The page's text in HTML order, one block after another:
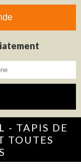
- TAPIS DE
TOUTES